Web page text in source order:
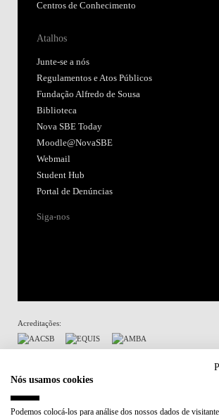
Centros de Conhecimento
Atalhos
Junte-se a nós
Regulamentos e Atos Públicos
Fundação Alfredo de Sousa
Biblioteca
Nova SBE Today
Moodle@NovaSBE
Webmail
Student Hub
Portal de Denúncias
Siga-nos
Acreditações:
Participa em:
Nós usamos cookies
Podemos colocá-los para análise dos nossos dados de